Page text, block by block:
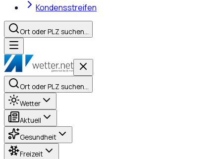
Kondensstreifen
Ort oder PLZ suchen…
Ort oder PLZ suchen…
Wetter
Aktuell
Gesundheit
Freizeit